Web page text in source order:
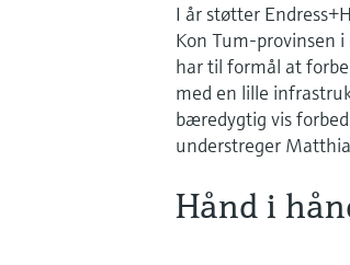
I år støtter
Kon Tum-provinsen
har til formål at
med en lille
bæredygtig vis
understreger
Hånd i